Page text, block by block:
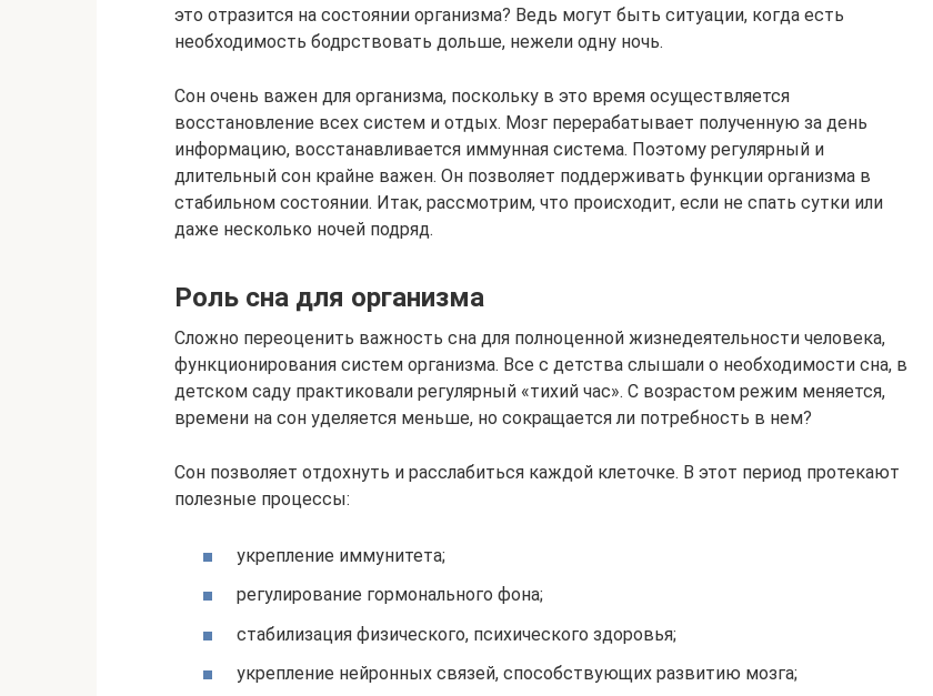
это отразится на состоянии организма? Ведь могут быть ситуации, когда есть
необходимость бодрствовать дольше, нежели одну ночь.
Сон очень важен для организма, поскольку в это время осуществляется
восстановление всех систем и отдых. Мозг перерабатывает полученную за день
информацию, восстанавливается иммунная система. Поэтому регулярный и
длительный сон крайне важен. Он позволяет поддерживать функции организма в
стабильном состоянии. Итак, рассмотрим, что происходит, если не спать сутки или
даже несколько ночей подряд.
Роль сна для организма
Сложно переоценить важность сна для полноценной жизнедеятельности человека,
функционирования систем организма. Все с детства слышали о необходимости сна, в
детском саду практиковали регулярный «тихий час». С возрастом режим меняется,
времени на сон уделяется меньше, но сокращается ли потребность в нем?
Сон позволяет отдохнуть и расслабиться каждой клеточке. В этот период протекают
полезные процессы:
укрепление иммунитета;
регулирование гормонального фона;
стабилизация физического, психического здоровья;
укрепление нейронных связей, способствующих развитию мозга;